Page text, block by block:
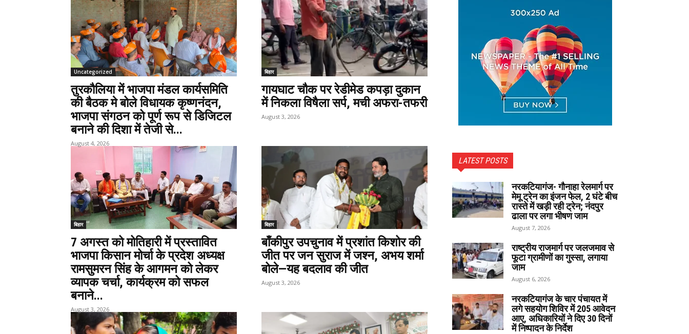
Uncategorized
तुरकौलिया में भाजपा मंडल कार्यसमिति
की बैठक मे बोले विधायक कृष्णनंदन,
भाजपा संगठन को पूर्ण रूप से डिजिटल
बनाने की दिशा में तेजी से...
August 4, 2026
बिहार
गायघाट चौक पर रेडीमेड कपड़ा दुकान
में निकला विषैला सर्प, मची अफरा-तफरी
August 3, 2026
बिहार
7 अगस्त को मोतिहारी में प्रस्तावित
भाजपा किसान मोर्चा के प्रदेश अध्यक्ष
रामसुमरन सिंह के आगमन को लेकर
व्यापक चर्चा, कार्यक्रम को सफल
बनाने...
August 3, 2026
बिहार
बाँकीपुर उपचुनाव में प्रशांत किशोर की
जीत पर जन सुराज में जश्न, अभय शर्मा
बोले—यह बदलाव की जीत
August 3, 2026
LATEST POSTS
नरकटियागंज- गौनाहा रेलमार्ग पर
मेमू ट्रेन का इंजन फेल, 2 घंटे बीच
रास्ते में खड़ी रही ट्रेन; नंदपुर
ढाला पर लगा भीषण जाम
August 7, 2026
राष्ट्रीय राजमार्ग पर जलजमाव से
फूटा ग्रामीणों का गुस्सा, लगाया
जाम
August 6, 2026
नरकटियागंज के चार पंचायत में
लगे सहयोग शिविर में 205 आवेदन
आए, अधिकारियों ने दिए 30 दिनों
में निष्पादन के निर्देश